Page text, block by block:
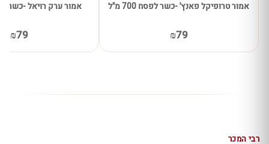
אמור טרופיקל פאנץ' -כשר לפסח 700 מ"ל
₪79
אמור ערק רויאל -כשר לפסח
₪79
רבי המכר